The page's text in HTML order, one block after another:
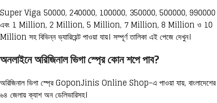
Super Viga 50000, 240000, 100000, 350000, 500000, 990000
এবং 1 Million, 2 Million, 5 Million, 7 Million, 8 Million ও 10
Million সহ বিভিন্ন ভ্যারিয়েন্ট পাওয়া যায়। সম্পূর্ণ তালিকা এই পেজে দেখুন।
অনলাইনে অরিজিনাল ভিগা স্প্রে কোন শপে পাব?
অরিজিনাল ভিগা স্প্রে GoponJinis Online Shop-এ পাওয়া যায়, বাংলাদেশের
৬৪ জেলায় ক্যাশ অন ডেলিভারিসহ।